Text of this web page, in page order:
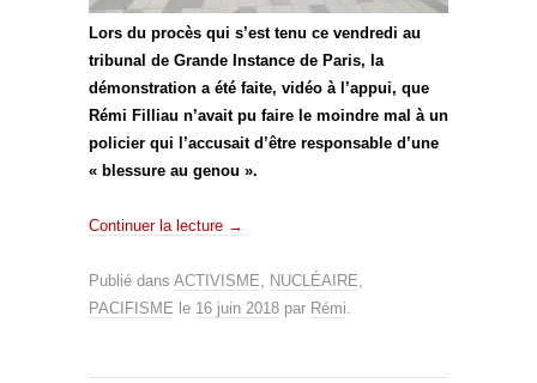
Lors du procès qui s’est tenu ce vendredi au
tribunal de Grande Instance de Paris, la
démonstration a été faite, vidéo à l’appui, que
Rémi Filliau n’avait pu faire le moindre mal à un
policier qui l’accusait d’être responsable d’une
« blessure au genou ».
Continuer la lecture →
Publié dans ACTIVISME NUCLÉAIRE
PACIFISME le 16 juin 2018 par Rémi